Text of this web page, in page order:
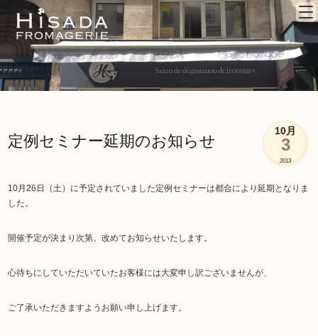
10月
3
2013
定例セミナー延期のお知らせ
10月26日（土）に予定されていました定例セミナーは都合により延期となりま
した。
開催予定が決まり次第、改めてお知らせいたします。
心待ちにしていただいていたお客様には大変申し訳ございませんが、
ご了承いただきますようお願い申し上げます。